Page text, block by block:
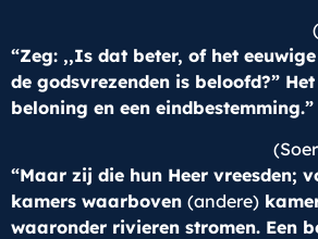
“Zeg: ,,Is dat beter, of het
de godsvrezenden is beloofd?”
beloning en een eindbestemming.”
“Maar zij die hun Heer vreesden;
kamers waarboven (andere)
waaronder rivieren stromen. Een